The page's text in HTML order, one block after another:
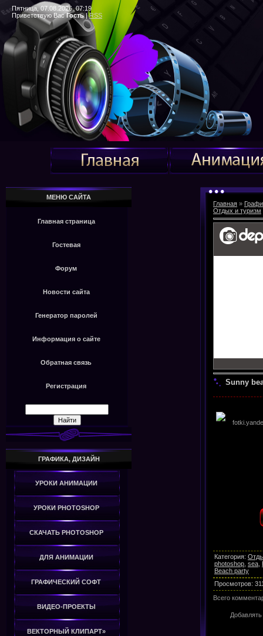
Пятница, 07.08.2026, 07:19
Приветствую Вас Гость|RSS
МЕНЮ САЙТА
Главная страница
Гостевая
Форум
Новости сайта
Генератор паролей
Информация о сайте
Обратная связь
Регистрация
ГРАФИКА, ДИЗАЙН
УРОКИ АНИМАЦИИ
УРОКИ PHOTOSHOP
СКАЧАТЬ PHOTOSHOP
ДЛЯ АНИМАЦИИ
ГРАФИЧЕСКИЙ СОФТ
ВИДЕО-ПРОЕКТЫ
ВЕКТОРНЫЙ КЛИПАРТ»
Главная »
Отдых и туризм
Sunny
Категория:
photoshop sea
Beach party
Просмотров:
Всего